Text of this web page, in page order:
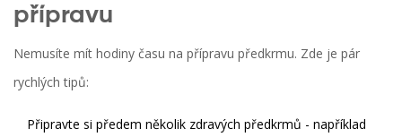
přípravu
Nemusíte mít hodiny času na přípravu předkrmu. Zde je pár
rychlých tipů:
Připravte si předem několik zdravých předkrmů - například